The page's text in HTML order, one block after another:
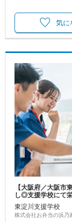
気に
【大阪府／大阪市
し◎支援学校にて
東淀川支援学校
株式会社お弁当の浜乃